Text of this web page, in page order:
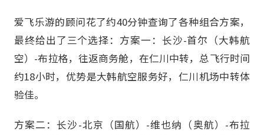
爱飞乐游的顾问花了约40分钟查询了各种组合方案，
最终给出了三个选择：方案一：长沙-首尔（大韩航
空）-布拉格，往返商务舱，在仁川中转，总飞行时间
约18小时，优势是大韩航空服务好，仁川机场中转体
验佳。
方案二：长沙-北京（国航）-维也纳（奥航）-布拉